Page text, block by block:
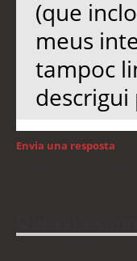
(que
meus
tampoc
descrigui
Envia una resposta